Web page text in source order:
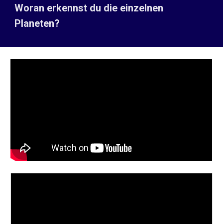
Woran erkennst du die einzelnen
Planeten?